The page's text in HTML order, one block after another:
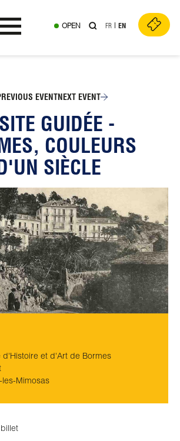
le menu
OPEN FR EN
EVENTNEXT EVENT
GUIDÉE -
COULEURS
SIÈCLE
d'Histoire et d'Art de Bormes
Mimosas